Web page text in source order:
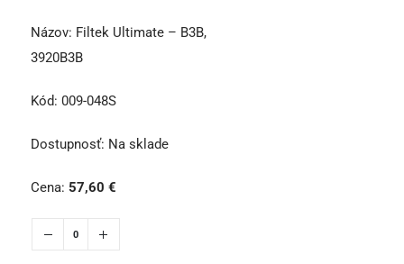
Názov: Filtek Ultimate – B3B,
3920B3B
Kód: 009-048S
Dostupnosť: Na sklade
Cena: 57,60 €